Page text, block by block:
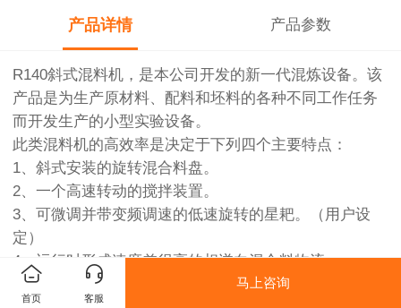
产品详情 产品参数
R140斜式混料机，是本公司开发的新一代混炼设备。该
产品是为生产原材料、配料和坯料的各种不同工作任务
而开发生产的小型实验设备。
此类混料机的高效率是决定于下列四个主要特点：
1、斜式安装的旋转混合料盘。
2、一个高速转动的搅拌装置。
3、可微调并带变频调速的低速旋转的星耙。（用户设
定）
4、运行时形成速度差很高的相逆向混合料物流。
由此可以给用户带来以下显著的优势：
首页 客服
马上咨询